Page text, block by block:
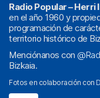
Radio Popular – Herri
en el año 1960 y
programación de
territorio histórico de
Menciónanos con
Bizkaia.
Fotos en colaboración con